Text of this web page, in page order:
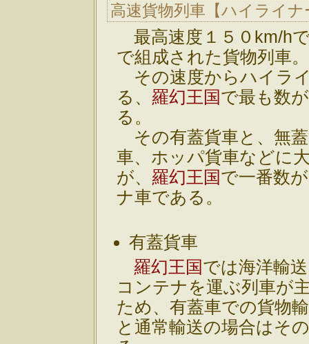
高速貨物列車【ハイライ
最高速度１５０km/h
で組成された貨物列車。
その速度からハイラ
る、羅幻王国で最も数
る。
その有蓋貨車と、無
車、ホッパ貨車などに
が、羅幻王国で一番数
ナ車である。
有蓋貨車
羅幻王国では海洋輸
コンテナを運ぶ列車が
ため、有蓋車での貨物
と通常輸送の場合はそ